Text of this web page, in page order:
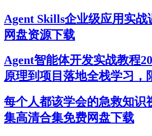
Agent Skills企业级应用实战
网盘资源下载
Agent智能体开发实战教程
原理到项目落地全栈学习，
每个人都该学会的急救知识
集高清合集免费网盘下载